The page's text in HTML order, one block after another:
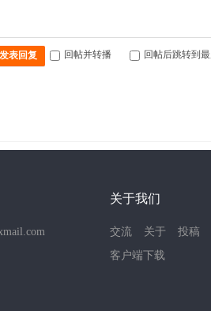
发表回复 回帖并转播 回帖后跳转到
关于我们
交流 关于
投稿
客户端下载